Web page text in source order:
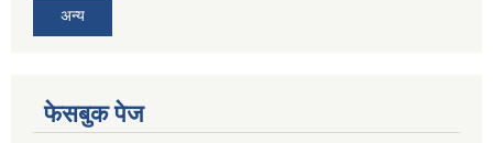
अन्य
फेसबुक पेज